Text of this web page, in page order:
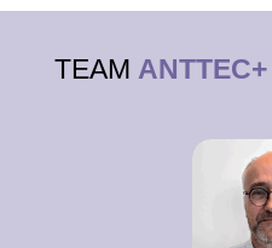
TEAM ANTTEC+